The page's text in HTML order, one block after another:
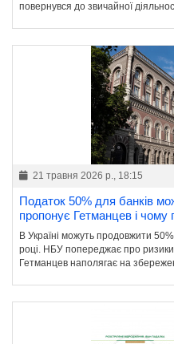
повернувся до звичайної
21 травня 2026 р., 18:15
Податок 50% для банків
пропонує Гетманцев і
В Україні можуть продовжити
році. НБУ попереджає про
Гетманцев наполягає на